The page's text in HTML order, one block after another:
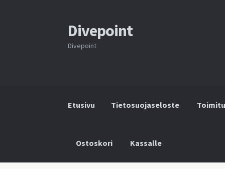
Siirry
navigointiin
Siirry
sisältöön
Divepoint
Divepoint
Etusivu Tietosuojaseloste
Ostoskori Kassalle